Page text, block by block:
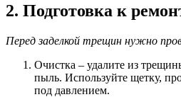
2. Подготовка к
Перед заделкой трещин нужно
Очистка – удалите из
пыль. Используйте щетку,
под давлением.